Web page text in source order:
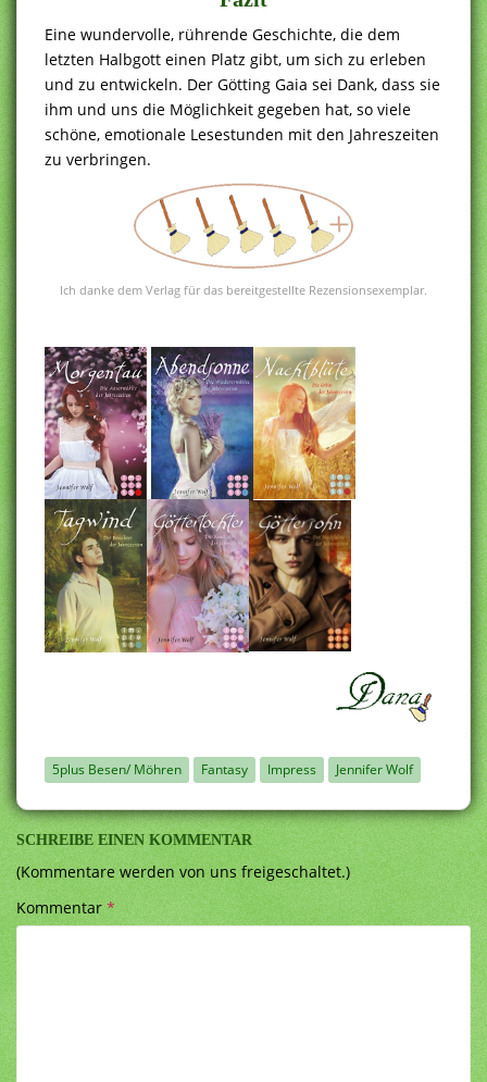
Eine wundervolle, rührende Geschichte, die dem
letzten Halbgott einen Platz gibt, um sich zu erleben
und zu entwickeln. Der Götting Gaia sei Dank, dass sie
ihm und uns die Möglichkeit gegeben hat, so viele
schöne, emotionale Lesestunden mit den Jahreszeiten
zu verbringen.
Ich danke dem Verlag für das bereitgestellte Rezensionsexemplar.
5plus Besen/ Möhren Fantasy Impress Jennifer Wolf
SCHREIBE EINEN KOMMENTAR
(Kommentare werden von uns freigeschaltet.)
Kommentar*